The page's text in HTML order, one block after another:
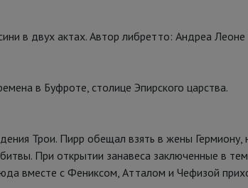
в двух актах. Автор либретто: Андреа
в Буфроте, столице Эпирского царства.
Трои. Пирр обещал взять в жены
При открытии занавеса заключенные в
вместе с Фениксом, Атталом и Чефизой